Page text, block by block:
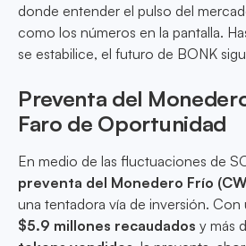
donde entender el pulso del
como los números en la pantalla.
se estabilice, el futuro de BONK
Preventa del
Faro de Oportunidad
En medio de las fluctuaciones de
preventa del Monedero Frío
una tentadora vía de inversión. Con
$5.9 millones recaudados y más